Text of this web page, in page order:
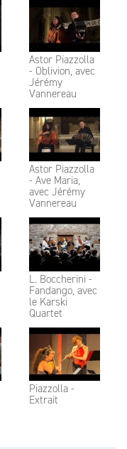
Astor Piazzolla
- Oblivion, avec
Jérémy
Vannereau
Astor Piazzolla
- Ave Maria,
avec Jérémy
Vannereau
L. Boccherini -
Fandango, avec
le Karski
Quartet
Piazzolla -
Extrait